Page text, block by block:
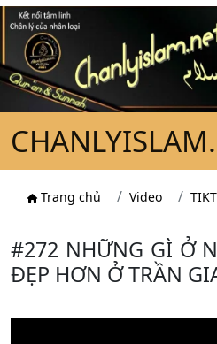
Trang chủ Video
#272 NHỮNG GÌ Ở
ĐẸP HƠN Ở TRẦN